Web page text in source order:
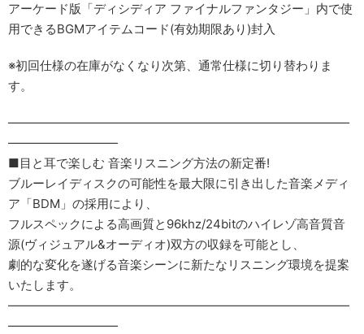
アーケード版「ディシディア ファイナルファンタジー」内で使
用できるBGMアイテムコード(有効期限あり)封入
※初回仕様の在庫がなくなり次第、通常仕様に切り替わりま
す。
――――――――――――――――――――――――――――
―――――――――
■目と耳で楽しむ 音楽リスニング方法の新定番!
ブルーレイディスクの可能性を最大限に引き出した音楽メディ
ア「BDM」の採用により、
フルスペックによる高画質と96khz/24bitのハイレゾ高音質音
源(ヴィジュアル&オーディオ)双方の収録を可能とし、
劇的な変化を遂げる音楽シーンに新たなリスニング環境を提案
いたします。
――――――――――――――――――――――――――――
―――――――――